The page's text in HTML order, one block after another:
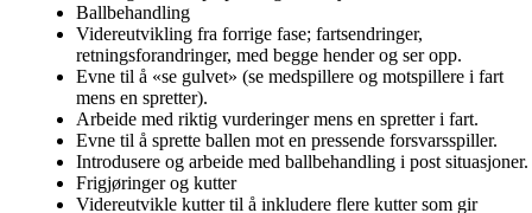
Ballbehandling
Videreutvikling fra forrige fase; fartsendringer,
retningsforandringer, med begge hender og ser opp.
Evne til å «se gulvet» (se medspillere og motspillere i fart
mens en spretter).
Arbeide med riktig vurderinger mens en spretter i fart.
Evne til å sprette ballen mot en pressende forsvarsspiller.
Introdusere og arbeide med ballbehandling i post situasjoner.
Frigjøringer og kutter
Videreutvikle kutter til å inkludere flere kutter som gir